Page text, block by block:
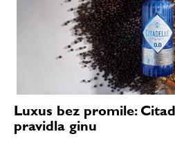
Luxus bez promile:
pravidla ginu